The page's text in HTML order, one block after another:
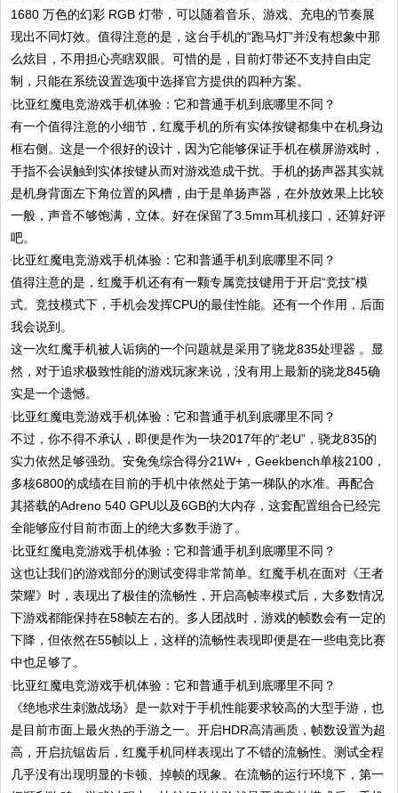
1680 万色的幻彩 RGB 灯带，可以随着音乐、游戏、充电的节奏展
现出不同灯效。值得注意的是，这台手机的“跑马灯”并没有想象中那
么炫目，不用担心亮瞎双眼。可惜的是，目前灯带还不支持自由定
制，只能在系统设置选项中选择官方提供的四种方案。
有一个值得注意的小细节，红魔手机的所有实体按键都集中在机身边
框右侧。这是一个很好的设计，因为它能够保证手机在横屏游戏时，
手指不会误触到实体按键从而对游戏造成干扰。手机的扬声器其实就
是机身背面左下角位置的风槽，由于是单扬声器，在外放效果上比较
一般，声音不够饱满，立体。好在保留了3.5mm耳机接口，还算好评
吧。
值得注意的是，红魔手机还有有一颗专属竞技键用于开启“竞技”模
式。竞技模式下，手机会发挥CPU的最佳性能。还有一个作用，后面
我会说到。
这一次红魔手机被人诟病的一个问题就是采用了骁龙835处理器 。显
然，对于追求极致性能的游戏玩家来说，没有用上最新的骁龙845确
实是一个遗憾。
不过，你不得不承认，即便是作为一块2017年的“老U”，骁龙835的
实力依然足够强劲。安兔兔综合得分21W+，Geekbench单核2100，
多核6800的成绩在目前的手机中依然处于第一梯队的水准。再配合
其搭载的Adreno 540 GPU以及6GB的大内存，这套配置组合已经完
全能够应付目前市面上的绝大多数手游了。
这也让我们的游戏部分的测试变得非常简单。红魔手机在面对《王者
荣耀》时，表现出了极佳的流畅性，开启高帧率模式后，大多数情况
下游戏都能保持在58帧左右的。多人团战时，游戏的帧数会有一定的
下降，但依然在55帧以上，这样的流畅性表现即便是在一些电竞比赛
中也足够了。
《绝地求生刺激战场》是一款对于手机性能要求较高的大型手游，也
是目前市面上最火热的手游之一。开启HDR高清画质，帧数设置为超
高，开启抗锯齿后，红魔手机同样表现出了不错的流畅性。测试全程
几乎没有出现明显的卡顿、掉帧的现象。在流畅的运行环境下，第一